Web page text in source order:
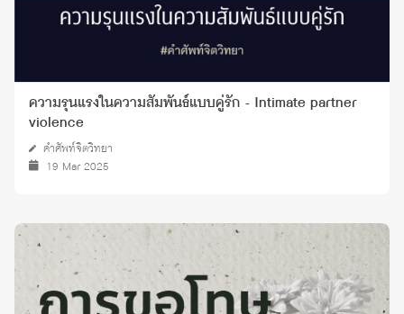
ความรุนแรงในความสัมพันธ์แบบคู่รัก - Intimate partner
violence
คำศัพท์จิตวิทยา
19 Mar 2025